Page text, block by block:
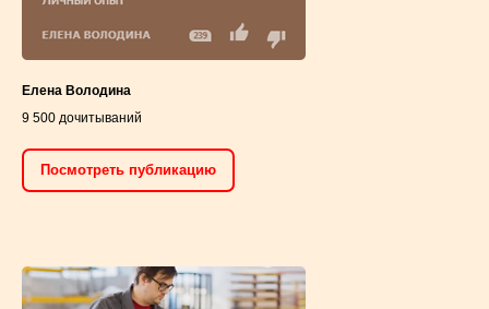
Елена Володина
9 500 дочитываний
Посмотреть публикацию